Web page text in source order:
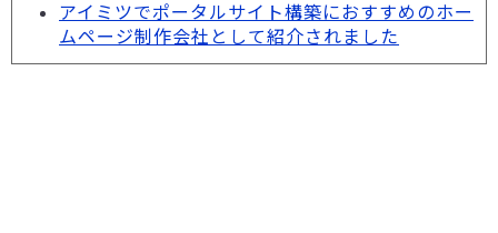
アイミツでポータルサイト構築におすすめのホー
ムページ制作会社として紹介されました